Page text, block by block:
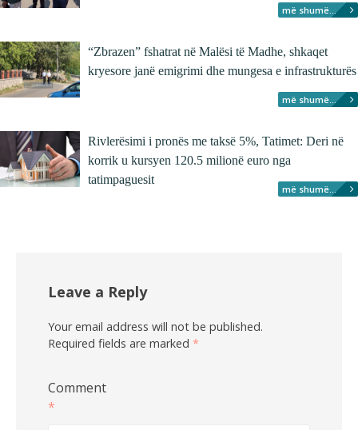
më shumë...
“Zbrazen” fshatrat në Malësi të Madhe, shkaqet
kryesore janë emigrimi dhe mungesa e infrastrukturës
më shumë...
Rivlerësimi i pronës me taksë 5%, Tatimet: Deri në
korrik u kursyen 120.5 milionë euro nga
tatimpaguesit
më shumë...
Leave a Reply
Your email address will not be published.
Required fields are marked *
Comment
*